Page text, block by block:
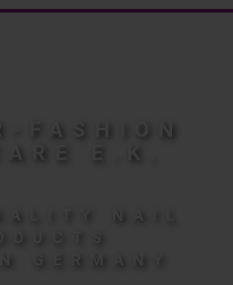
FASHION
E.K.